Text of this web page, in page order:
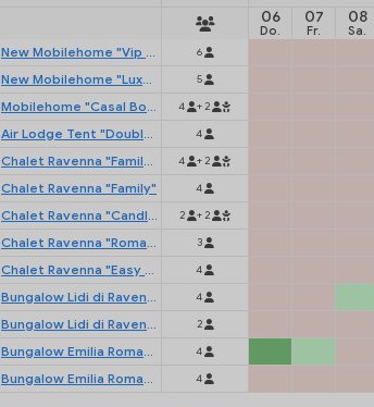
06
Do.
07
Fr.
08
Sa.
New Mobilehome "Vip Lodge Family" 6
New Mobilehome "Luxury Lodge" 5
Mobilehome "Casal Borsetti" 4 + 2
Air Lodge Tent "Double Deck" 4
Chalet Ravenna "Family Plus" 4 + 2
Chalet Ravenna "Family" 4
Chalet Ravenna "Candle" 2 + 2
Chalet Ravenna "Romantic" 3
Chalet Ravenna "Easy Sleep" 4
Bungalow Lidi di Ravenna "Superior Family" 4
Bungalow Lidi di Ravenna "Superior Easy Sleep" 2
Bungalow Emilia Romagna "Classic" 4
Bungalow Emilia Romagna "Classic Easy Sleep" 4